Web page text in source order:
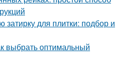
затирку для плитки: подбор и
выбрать оптимальный